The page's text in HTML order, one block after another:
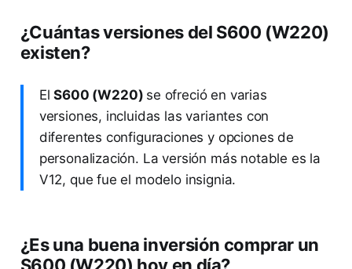
¿Cuántas versiones del S600 (W220)
existen?
ElS600 (W220) se ofreció en varias
versiones, incluidas las variantes con
diferentes configuraciones y opciones de
personalización. La versión más notable es la
V12, que fue el modelo insignia.
¿Es una buena inversión comprar un